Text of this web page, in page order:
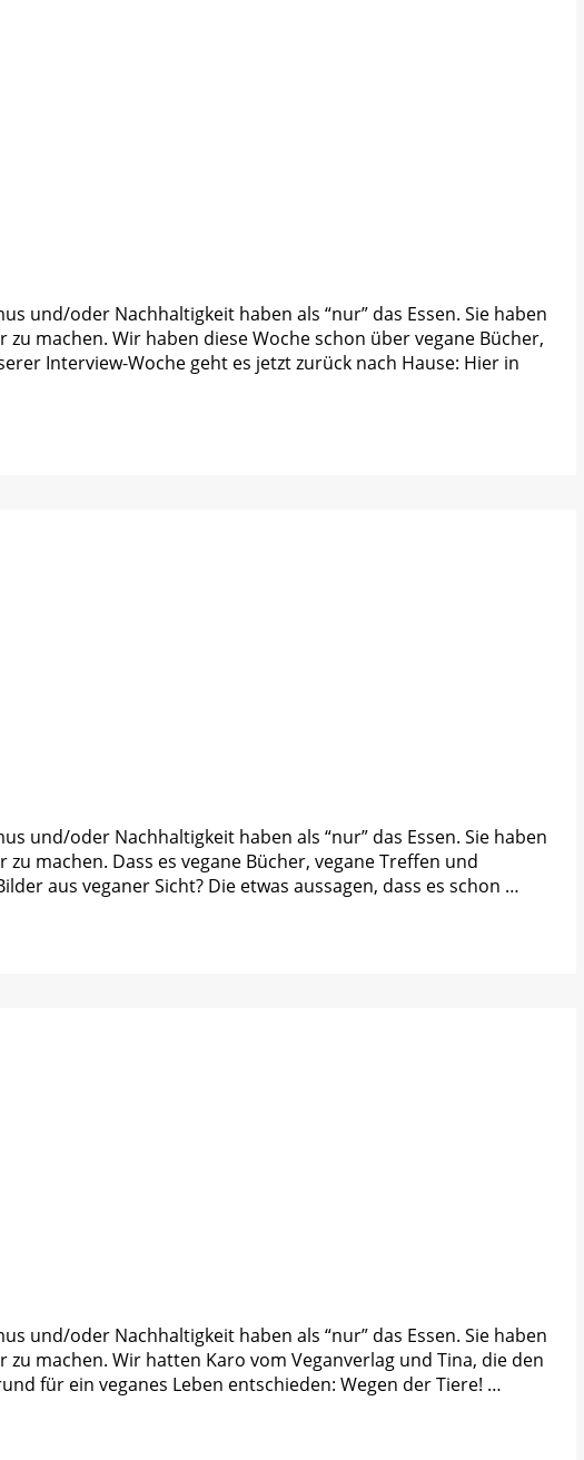
und/oder Nachhaltigkeit haben als “nur” das Essen. Sie haben
machen. Wir haben diese Woche schon über vegane Bücher,
Interview-Woche geht es jetzt zurück nach Hause: Hier in
und/oder Nachhaltigkeit haben als “nur” das Essen. Sie haben
machen. Dass es vegane Bücher, vegane Treffen und
aus veganer Sicht? Die etwas aussagen, dass es schon …
und/oder Nachhaltigkeit haben als “nur” das Essen. Sie haben
machen. Wir hatten Karo vom Veganverlag und Tina, die den
für ein veganes Leben entschieden: Wegen der Tiere! …